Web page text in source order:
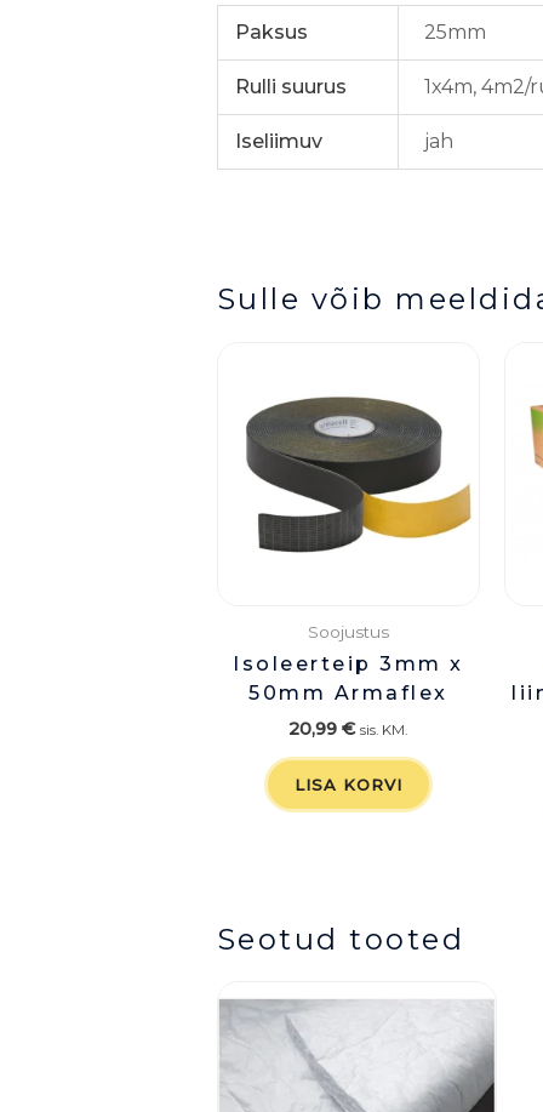
Paksus 25mm
Rulli suurus 1x4m, 4m2/
Iseliimuv jah
Sulle võib
Soojustus
Isoleerteip 3mm x
50mm Armaflex
20,99€ sis. KM.
LISA KORVI
Seotud tooted